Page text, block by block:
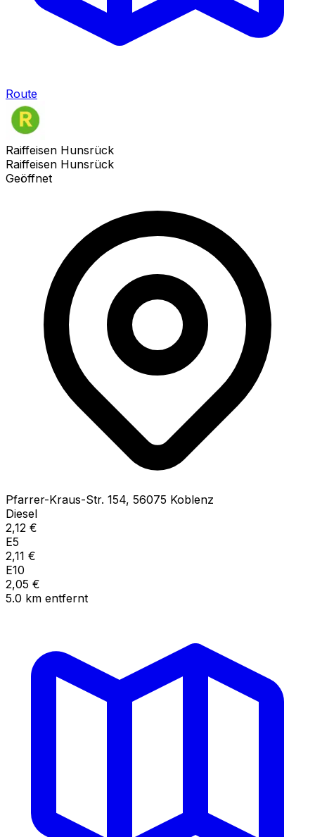
Route
Raiffeisen Hunsrück
Raiffeisen Hunsrück
Geöffnet
Pfarrer-Kraus-Str. 154, 56075 Koblenz
Diesel
2,12 €
E5
2,11 €
E10
2,05 €
5.0 km entfernt